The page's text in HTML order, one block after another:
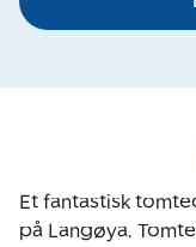
Et fantastisk
på Langøya.